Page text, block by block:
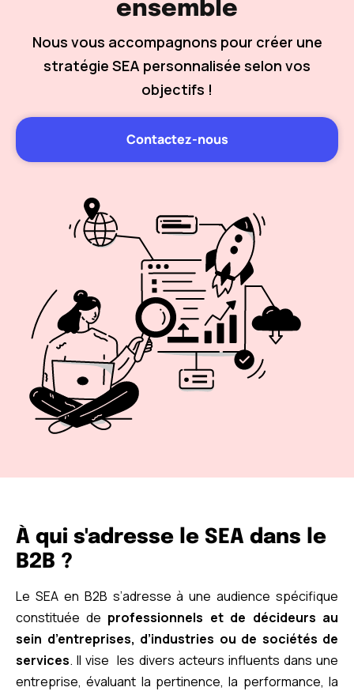
ensemble
Nous vous accompagnons pour créer une
stratégie SEA personnalisée selon vos
objectifs !
Contactez-nous
À qui s'adresse le SEA dans le
B2B ?
Le SEA en B2B s’adresse à une audience spécifique
constituée de professionnels et de décideurs au
sein d’entreprises, d’industries ou de sociétés de
services. Il vise les divers acteurs influents dans une
entreprise, évaluant la pertinence, la performance, la